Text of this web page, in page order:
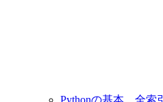
Pythonの基本、全索引